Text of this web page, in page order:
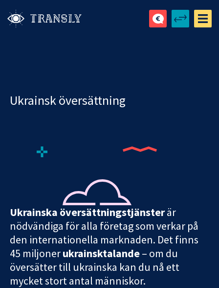
Ukrainsk översättning
Ukrainska översättningstjänsterär
nödvändiga för alla företag som verkar på
den internationella marknaden. Det finns
45 miljonerukrainsktalande– om du
översätter till ukrainska kan du nå ett
mycket stort antal människor.